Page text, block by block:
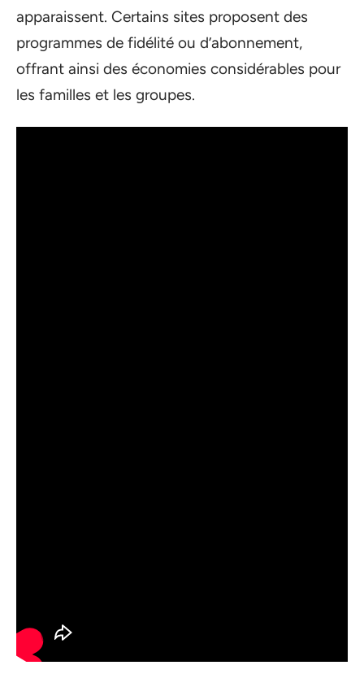
apparaissent. Certains sites proposent des
programmes de fidélité ou d’abonnement,
offrant ainsi des économies considérables pour
les familles et les groupes.